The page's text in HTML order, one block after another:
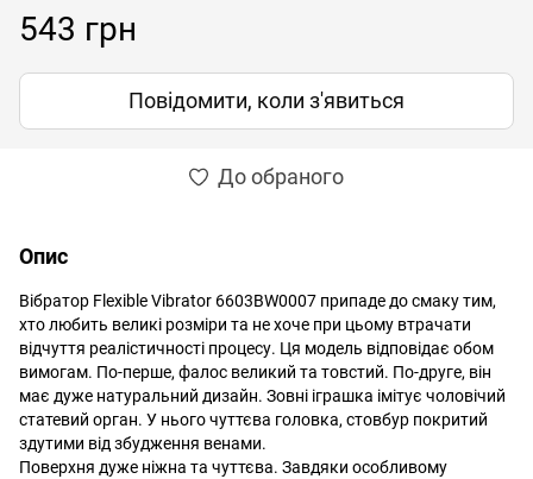
543 грн
Повідомити, коли з'явиться
До обраного
Опис
Вібратор Flexible Vibrator 6603BW0007 припаде до смаку тим,
хто любить великі розміри та не хоче при цьому втрачати
відчуття реалістичності процесу. Ця модель відповідає обом
вимогам. По-перше, фалос великий та товстий. По-друге, він
має дуже натуральний дизайн. Зовні іграшка імітує чоловічий
статевий орган. У нього чуттєва головка, стовбур покритий
здутими від збудження венами.
Поверхня дуже ніжна та чуттєва. Завдяки особливому